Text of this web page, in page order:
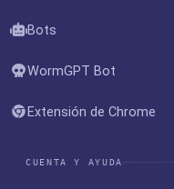
Bots
WormGPT Bot
Extensión de Chrome
CUENTA Y AYUDA